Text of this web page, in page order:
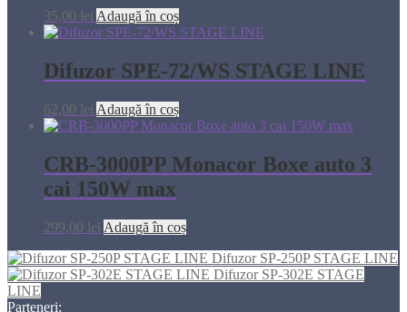
35,00 lei Adaugă în coș
Difuzor SPE-72/WS STAGE LINE
62,00 lei Adaugă în coș
CRB-3000PP Monacor Boxe auto 3
cai 150W max
299,00 lei Adaugă în coș
Difuzor SP-250P STAGE LINE
Difuzor SP-302E STAGE
LINE
Parteneri: